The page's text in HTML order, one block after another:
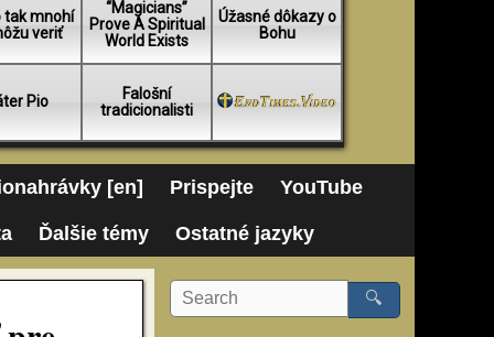
tak mnohí
veriť
“Magicians”
Prove A Spiritual
World Exists
Úžasné dôkazy o
Bohu
Pio
Falošní
tradicionalisti
[en] Prispejte YouTube
Ďalšie témy Ostatné jazyky
🔍